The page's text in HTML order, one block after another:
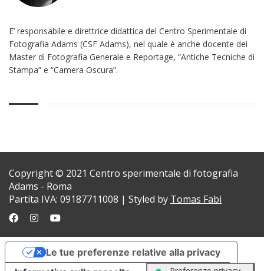
E’ responsabile e direttrice didattica del Centro Sperimentale di
Fotografia Adams (CSF Adams), nel quale è anche docente dei
Master di Fotografia Generale e Reportage, “Antiche Tecniche di
Stampa” e “Camera Oscura”.
Copyright © 2021 Centro sperimentale di fotografia
Adams - Roma
Partita IVA: 09187711008 | Styled by Tomas Fabi
Le tue preferenze relative alla privacy